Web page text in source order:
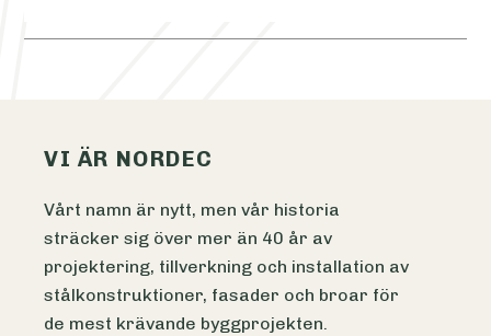
VI ÄR NORDEC
Vårt namn är nytt, men vår historia
sträcker sig över mer än 40 år av
projektering, tillverkning och installation av
stålkonstruktioner, fasader och broar för
de mest krävande byggprojekten.